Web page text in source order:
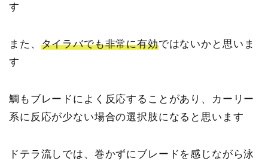
す
また、 タイラバでも非常に有効ではないかと思いま
す
鯛もブレードによく反応することがあり、カーリー
系に反応が少ない場合の選択肢になると思います
ドテラ流しでは、巻かずにブレードを感じながら泳